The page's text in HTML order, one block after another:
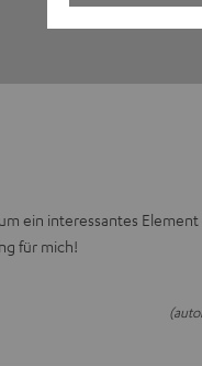
ein interessantes
für mich!